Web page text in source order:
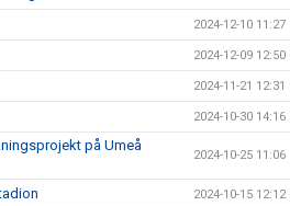
2024-12-10 11:27
2024-12-09 12:50
2024-11-21 12:31
2024-10-30 14:16
på Umeå
2024-10-25 11:06
2024-10-15 12:12